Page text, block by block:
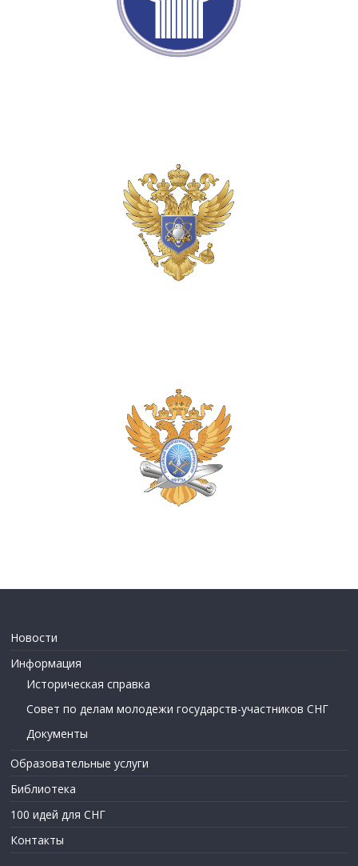
Новости
Информация
Историческая справка
Совет по делам молодежи государств-участников СНГ
Документы
Образовательные услуги
Библиотека
100 идей для СНГ
Контакты